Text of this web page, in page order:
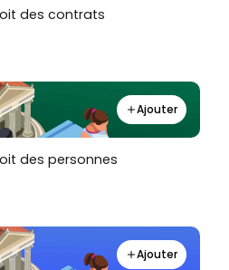
des contrats
Ajouter
des personnes
Ajouter